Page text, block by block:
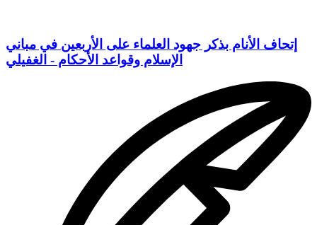
إتحاف الأنام بذكر جهود العلماء على الأربعين في مباني
الإسلام وقواعد الأحكام - الغفيلي